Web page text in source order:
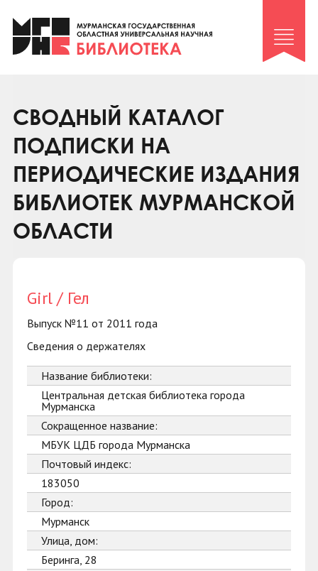
Клуб «Гиря и сельдерей»
Клуб «Семейный архив»
Коллегам
Контакты
СВОДНЫЙ КАТАЛОГ
ПОДПИСКИ НА
ПЕРИОДИЧЕСКИЕ ИЗДАНИЯ
БИБЛИОТЕК МУРМАНСКОЙ
ОБЛАСТИ
Girl / Гел
Выпуск №11 от 2011 года
Сведения о держателях
Название библиотеки:
Центральная детская библиотека города
Мурманска
Сокращенное название:
МБУК ЦДБ города Мурманска
Почтовый индекс:
183050
Город:
Мурманск
Улица, дом:
Беринга, 28